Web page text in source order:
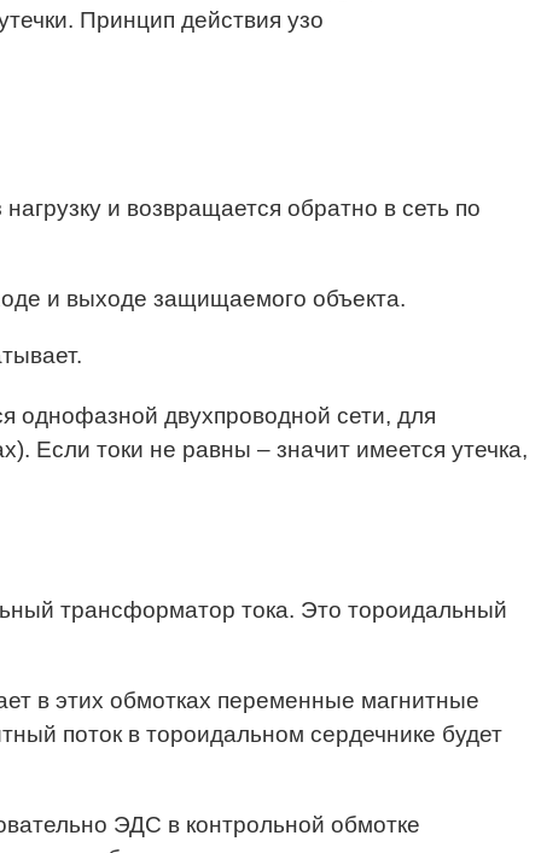
Принцип действия узо
и возвращается обратно в сеть по
и выходе защищаемого объекта.
однофазной двухпроводной сети, для
Если токи не равны – значит имеется утечка,
трансформатор тока. Это тороидальный
в этих обмотках переменные магнитные
поток в тороидальном сердечнике будет
ЭДС в контрольной обмотке